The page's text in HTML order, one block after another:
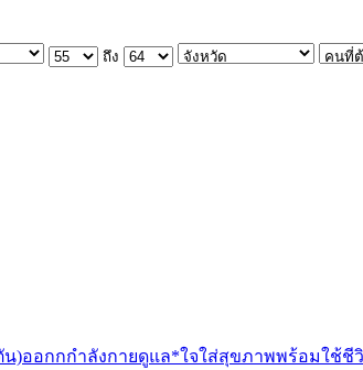
ถึง
)ออกกกำลังกายดูแล*ใจใส่สุขภาพพร้อมใช้